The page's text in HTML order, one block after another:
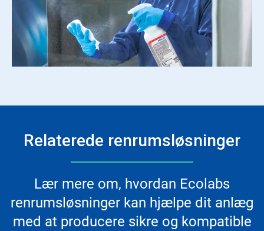
Relaterede renrumsløsninger
Lær mere om, hvordan Ecolabs
renrumsløsninger kan hjælpe dit anlæg
med at producere sikre og kompatible